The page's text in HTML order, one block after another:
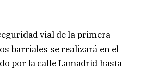
vial de la primera
barriales se realizará en el
por la calle Lamadrid hasta